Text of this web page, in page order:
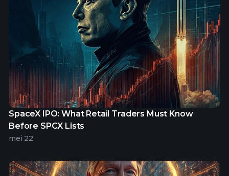
SpaceX IPO: What Retail Traders Must Know
Before SPCX Lists
mei 22